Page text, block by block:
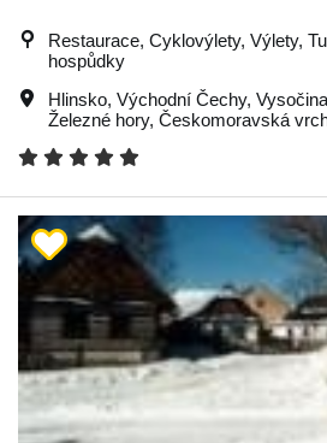
Restaurace, Cyklovýlety, Výlety,
hospůdky
Hlinsko, Východní Čechy, Vysočina
Železné hory, Českomoravská